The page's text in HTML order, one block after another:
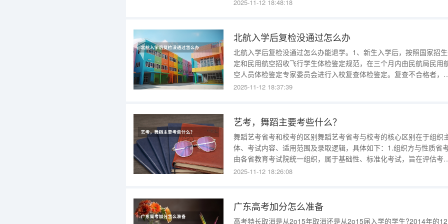
2025-11-12 18:48:18
北航入学后复检没通过怎么办
北航入学后复检没通过怎么办能退学。1、新生入学后，按照国家招
定和民用航空招收飞行学生体检鉴定规范，在三个月内由民航局民用
空人员体检鉴定专家委员会进行入校复查体检鉴定。复查不合格者，
学校区别情况，予以处理，直至取消学籍。2、凡属弄虚作假、徇私舞
百度
2025-11-12 18:37:39
艺考，舞蹈主要考些什么？
舞蹈艺考省考和校考的区别舞蹈艺考省考与校考的核心区别在于组织
体、考试内容、适用范围及录取逻辑，具体如下：1.组织方与性质省
由各省教育考试院统一组织，属于基础性、标准化考试，旨在评估考
舞蹈专业的基础能力（如基本功、表现力），为高校招生提供统一评价
2025-11-12 18:26:08
广东高考加分怎么准备
高考特长取消是从2o15年取消还是从2o15届入学的学生?2014年的